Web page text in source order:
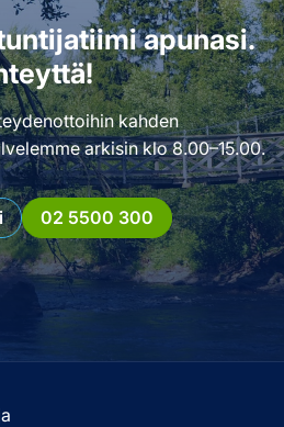
apunasi.
kahden
arkisin klo 8.00–15.00.
02 5500 300